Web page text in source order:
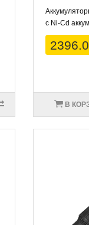
с Ni-Cd
В